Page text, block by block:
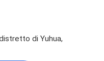
di Yuhua,